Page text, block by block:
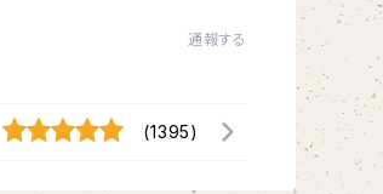
通報する
(1395)